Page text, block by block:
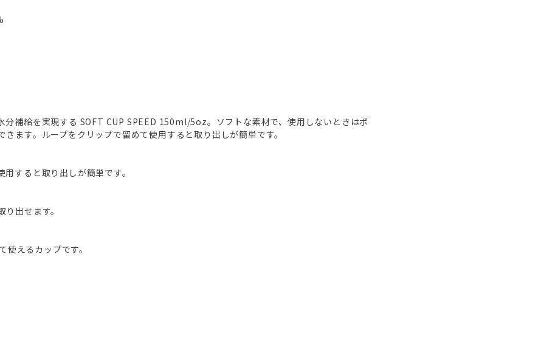
分補給を実現する SOFT CUP SPEED 150ml/5oz。ソフトな素材で、使用しないときはポ
ます。ループをクリップで留めて使用すると取り出しが簡単です。
すると取り出しが簡単です。
出せます。
使えるカップです。